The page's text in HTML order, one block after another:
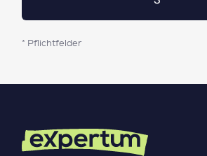
* Pflichtfelder